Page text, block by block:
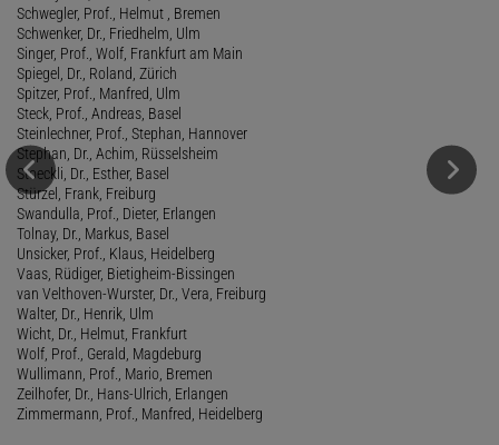
Schwegler, Prof., Helmut , Bremen
Schwenker, Dr., Friedhelm, Ulm
Singer, Prof., Wolf, Frankfurt am Main
Spiegel, Dr., Roland, Zürich
Spitzer, Prof., Manfred, Ulm
Steck, Prof., Andreas, Basel
Steinlechner, Prof., Stephan, Hannover
Stephan, Dr., Achim, Rüsselsheim
Stoeckli, Dr., Esther, Basel
Stürzel, Frank, Freiburg
Swandulla, Prof., Dieter, Erlangen
Tolnay, Dr., Markus, Basel
Unsicker, Prof., Klaus, Heidelberg
Vaas, Rüdiger, Bietigheim-Bissingen
van Velthoven-Wurster, Dr., Vera, Freiburg
Walter, Dr., Henrik, Ulm
Wicht, Dr., Helmut, Frankfurt
Wolf, Prof., Gerald, Magdeburg
Wullimann, Prof., Mario, Bremen
Zeilhofer, Dr., Hans-Ulrich, Erlangen
Zimmermann, Prof., Manfred, Heidelberg